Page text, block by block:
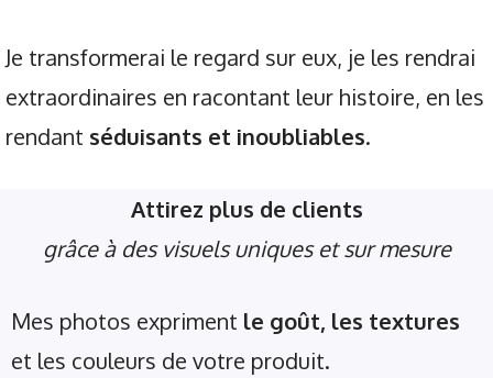
Je transformerai le regard sur eux, je les rendrai
extraordinaires en racontant leur histoire, en les
rendant séduisants et inoubliables.
Attirez plus de clients
grâce à des visuels uniques et sur mesure
Mes photos expriment le goût, les textures
et les couleurs de votre produit.